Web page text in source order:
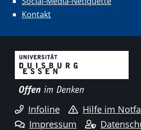
Kontakt
Infoline
Hilfe im
Impressum